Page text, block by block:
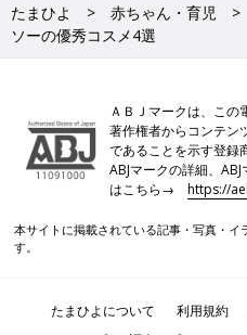
たまひよ 赤ちゃん・育児
ソーの優秀コスメ4選
ＡＢＪマークは、この
著作権者からコンテン
であることを示す登録
ABJマークの詳細、
はこちら→https://
本サイトに掲載されている記事・写真・
す。
たまひよについて 利用規約